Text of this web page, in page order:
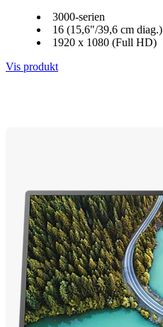
3000-serien
16 (15,6"/39,6 cm diag.)
1920 x 1080 (Full HD)
Vis produkt